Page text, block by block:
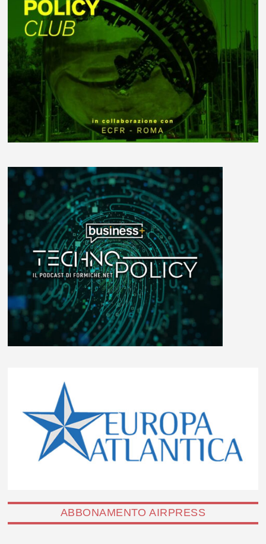
ABBONAMENTO AIRPRESS